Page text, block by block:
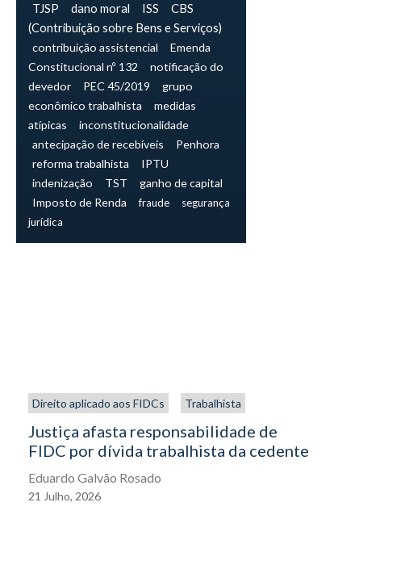
TJSP
dano moral ISS
CBS
(Contribuição sobre Bens e Serviços)
contribuição assistencial
Emenda
Constitucional nº 132
notificação do
devedor
PEC 45/2019
grupo
econômico trabalhista
medidas
atípicas
inconstitucionalidade
antecipação de recebíveis
Penhora
reforma trabalhista
IPTU
indenização
TST
ganho de capital
Imposto de Renda
fraude
segurança
jurídica
Direito aplicado aos FIDCs Trabalhista
Justiça afasta responsabilidade de
FIDC por dívida trabalhista da cedente
Eduardo Galvão Rosado
21 Julho, 2026